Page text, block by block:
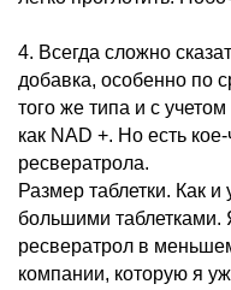
4. Всегда сложно
добавка, особенно по
того же типа и с
как NAD +. Но есть
ресвератрола.
Размер таблетки. Как
большими таблетками.
ресвератрол в
компании, которую я